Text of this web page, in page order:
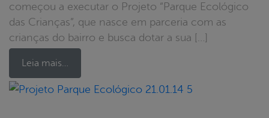
começou a executar o Projeto “Parque Ecológico
das Crianças”, que nasce em parceria com as
crianças do bairro e busca dotar a sua […]
Leia mais…